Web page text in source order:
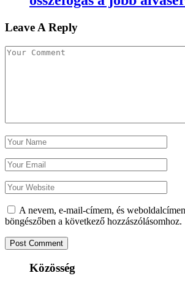
Leave A Reply
A nevem, e-mail-címem, és
böngészőben a következő hozzászólásomhoz.
Közösség